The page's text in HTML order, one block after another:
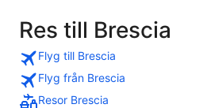
Res till Brescia
Flyg till Brescia
Flyg från Brescia
Resor Brescia